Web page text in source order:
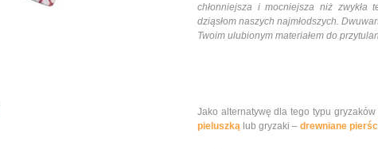
chłonniejsza i mocniejsza niż zwykła
dziąsłom naszych najmłodszych.
Twoim ulubionym materiałem do
Jako alternatywę dla tego typu
pieluszką lub gryzaki – drewniane